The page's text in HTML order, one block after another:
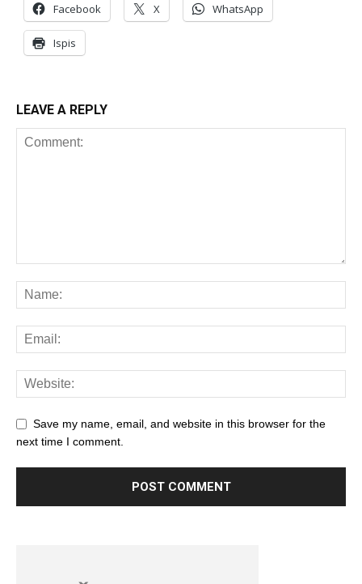
Facebook X WhatsApp
Ispis
LEAVE A REPLY
Save my name, email, and website in this browser for the
next time I comment.